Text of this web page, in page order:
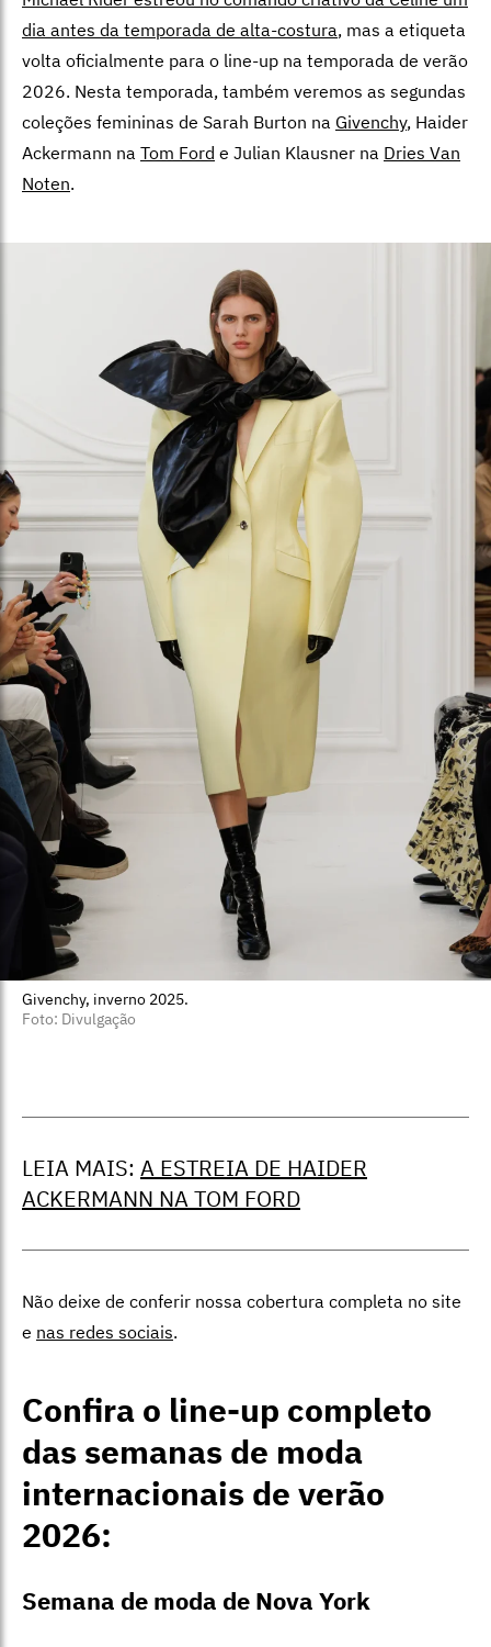
dia antes da temporada de alta-costura, mas a etiqueta
volta oficialmente para o line-up na temporada de verão
2026. Nesta temporada, também veremos as segundas
coleções femininas de Sarah Burton na Givenchy, Haider
Ackermann na Tom Ford e Julian Klausner na Dries Van
Noten.
Givenchy, inverno 2025.
Foto: Divulgação
LEIA MAIS: A ESTREIA DE HAIDER
ACKERMANN NA TOM FORD
Não deixe de conferir nossa cobertura completa no site
e nas redes sociais.
Confira o line-up completo
das semanas de moda
internacionais de verão
2026:
Semana de moda de Nova York